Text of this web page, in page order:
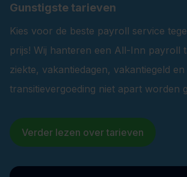
Gunstigste tarieven
Kies voor de beste payroll service
prijs! Wij hanteren een All-Inn payroll
ziekte, vakantiedagen, vakantiegeld en
transitievergoeding niet apart worden
Verder lezen over tarieven